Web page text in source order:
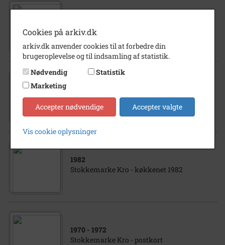
Kro, Stokkemarke
Stokkemarke Kro
1982
Stokkemarke Kro - køkkenet 1982
1970 - 1972
Stokkemarke Kro - postkort
Cookies på arkiv.dk
arkiv.dk anvender cookies til at forbedre din
brugeroplevelse og til indsamling af statistik.
Nødvendig
Statistik
Marketing
Accepter nødvendige Accepter valgte
Vis cookie oplysninger